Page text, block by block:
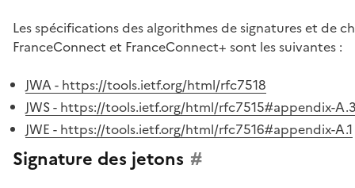
Les spécifications des algorithmes de signatures et de
FranceConnect et FranceConnect+ sont les suivantes :
JWA - https://tools.ietf.org/html/rfc7518
JWS - https://tools.ietf.org/html/rfc7515#appendix-
JWE - https://tools.ietf.org/html/rfc7516#appendix-A.1
Signature des jetons #